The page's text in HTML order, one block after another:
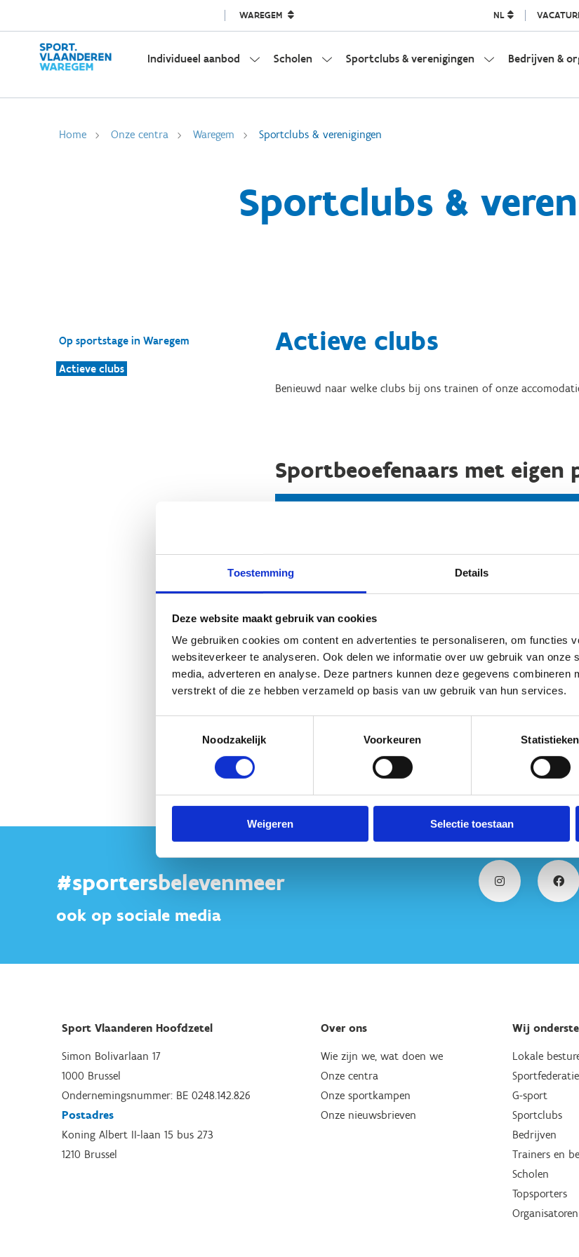
Toestemming Details
Deze website maakt gebruik van cookies
We gebruiken cookies om content en advertenties te personaliseren, om functies
websiteverkeer te analyseren. Ook delen we informatie over uw gebruik van onze
media, adverteren en analyse. Deze partners kunnen deze gegevens combineren
verstrekt of die ze hebben verzameld op basis van uw gebruik van hun services.
Noodzakelijk
Voorkeuren Statistieken
Weigeren Selectie toestaan
WAREGEM NL
Individueel aanbod Scholen Sportclubs & verenigingen Bedrijven &
Home Onze centra Waregem Sportclubs & verenigingen
Sportclubs &
Op sportstage in Waregem
Actieve clubs
Actieve clubs
Benieuwd naar welke clubs bij ons trainen of onze
Sportbeoefenaars met
G-paardrijden
Somival vzw
#sportersbelevenmeer
ook op sociale media
Sport Vlaanderen Hoofdzetel
Simon Bolivarlaan 17
1000 Brussel
Ondernemingsnummer: BE 0248.142.826
Postadres
Koning Albert II-laan 15 bus 273
1210 Brussel
Over ons
Wie zijn we, wat doen we
Onze centra
Onze sportkampen
Onze nieuwsbrieven
Wij
Lokale
G-sport
Sportclubs
Bedrijven
Trainers en
Scholen
Topsporters